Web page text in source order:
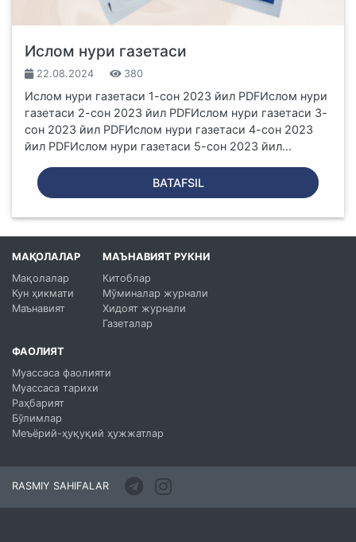
Ислом нури газетаси
22.08.2024 380
Ислом нури газетаси 1-сон 2023 йил PDFИслом нури
газетаси 2-сон 2023 йил PDFИслом нури газетаси 3-
сон 2023 йил PDFИслом нури газетаси 4-сон 2023
йил PDFИслом нури газетаси 5-сон 2023 йил...
BATAFSIL
МАҚОЛАЛАР
Мақолалар
Кун ҳикмати
Маънавият
МАЪНАВИЯТ РУКНИ
Китоблар
Мўминалар журнали
Хидоят журнали
Газеталар
ФАОЛИЯТ
Муассаса фаолияти
Муассаса тарихи
Раҳбарият
Бўлимлар
Меъёрий-ҳуқуқий ҳужжатлар
RASMIY SAHIFALAR